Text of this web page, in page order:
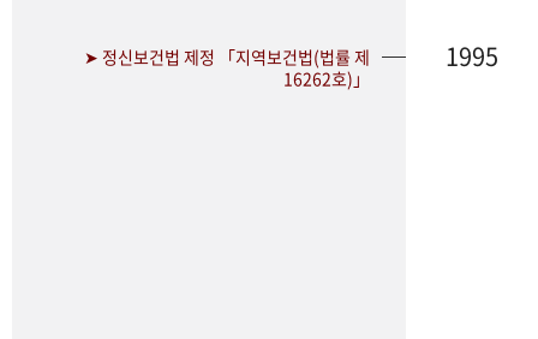
➤ 정신보건법 제정 「지역보건법(법률 제
16262호)」
1995